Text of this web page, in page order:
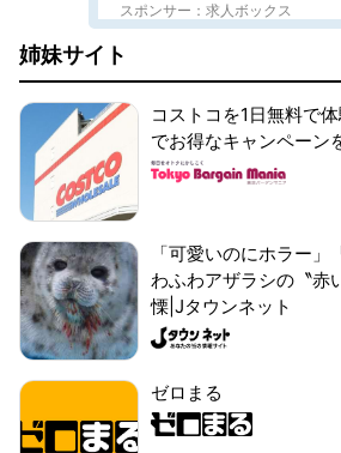
スポンサー：求人ボックス
姉妹サイト
コストコを1日無料で
でお得なキャンペーン
「可愛いのにホラー
わふわアザラシの〝赤
慄|Jタウンネット
ゼロまる